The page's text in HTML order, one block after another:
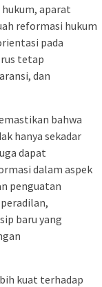
aparat
reformasi hukum
pada
tetap
dan
bahwa
hanya sekadar
dapat
dalam aspek
penguatan
baru yang
kuat terhadap